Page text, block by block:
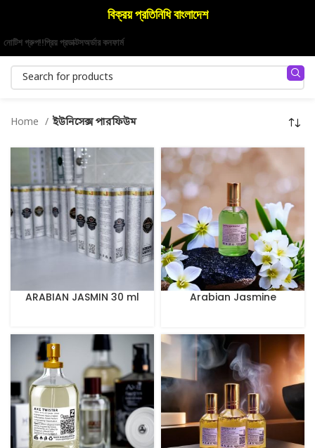
বিক্রয় প্রতিনিধি বাংলাদেশ
নোটিশ গ্রুপ!!প্রিয় প্রডাক্টসঅর্ডার কনফার্ম
Home ইউনিসেক্স পারফিউম
ARABIAN JASMIN 30 ml
Arabian Jasmine